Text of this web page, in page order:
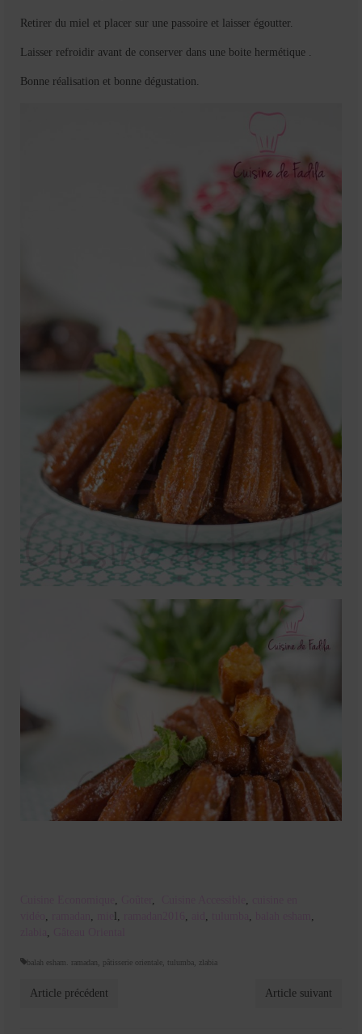
Retirer du miel et placer sur une passoire et laisser égoutter.
Laisser refroidir avant de conserver dans une boite hermétique .
Bonne réalisation et bonne dégustation.
, , ,
, , l, , , ,
,
,
balah esham. ramadan, pâtisserie orientale, tulumba, zlabia
Article précédent Article suivant